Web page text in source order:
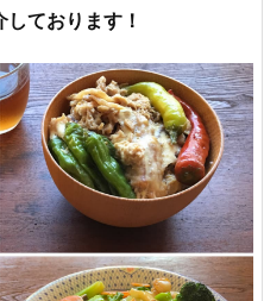
ております！